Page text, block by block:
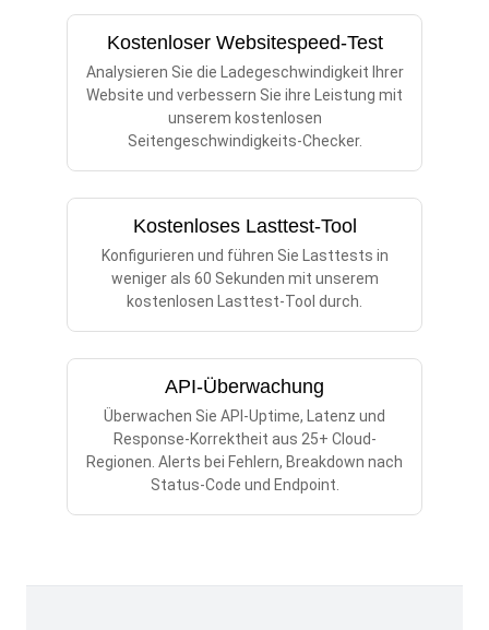
Kostenloser Websitespeed-Test
Analysieren Sie die Ladegeschwindigkeit Ihrer
Website und verbessern Sie ihre Leistung mit
unserem kostenlosen
Seitengeschwindigkeits-Checker.
Kostenloses Lasttest-Tool
Konfigurieren und führen Sie Lasttests in
weniger als 60 Sekunden mit unserem
kostenlosen Lasttest-Tool durch.
API-Überwachung
Überwachen Sie API-Uptime, Latenz und
Response-Korrektheit aus 25+ Cloud-
Regionen. Alerts bei Fehlern, Breakdown nach
Status-Code und Endpoint.